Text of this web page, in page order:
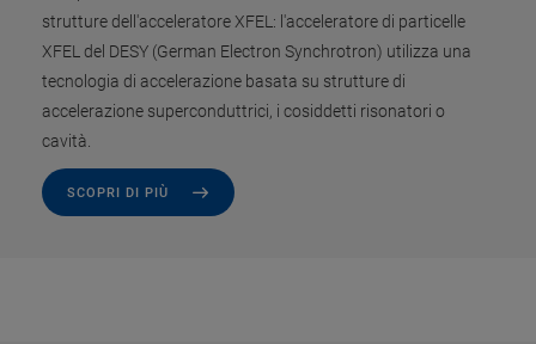
strutture dell'acceleratore XFEL: l'acceleratore di particelle
XFEL del DESY (German Electron Synchrotron) utilizza una
tecnologia di accelerazione basata su strutture di
accelerazione superconduttrici, i cosiddetti risonatori o
cavità.
SCOPRI DI PIÙ